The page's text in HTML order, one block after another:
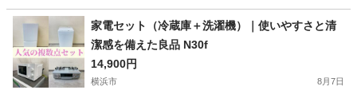
神奈川 横浜市 キッチン家電 自社
家電セット（冷蔵庫＋洗濯機）｜使いやすさと清
潔感を備えた良品 N30f
14,900円
横浜市 8月7日